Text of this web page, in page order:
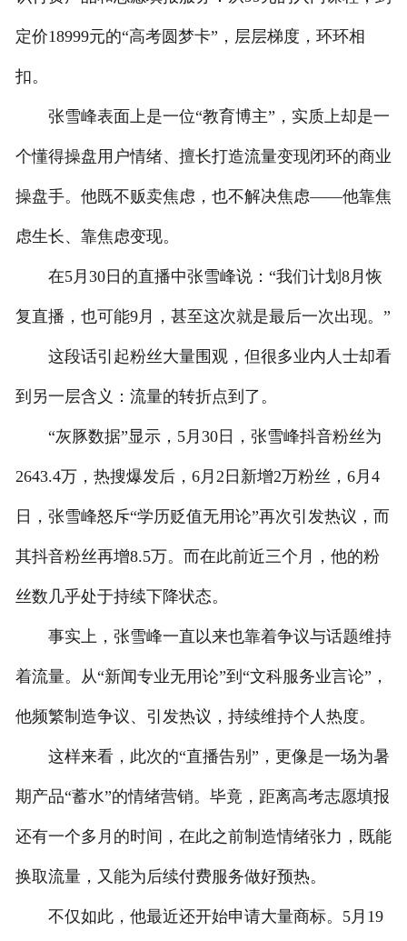
定价18999元的“高考圆梦卡”，层层梯度，环环相
扣。
张雪峰表面上是一位“教育博主”，实质上却是一
个懂得操盘用户情绪、擅长打造流量变现闭环的商业
操盘手。他既不贩卖焦虑，也不解决焦虑——他靠焦
虑生长、靠焦虑变现。
在5月30日的直播中张雪峰说：“我们计划8月恢
复直播，也可能9月，甚至这次就是最后一次出现。”
这段话引起粉丝大量围观，但很多业内人士却看
到另一层含义：流量的转折点到了。
“灰豚数据”显示，5月30日，张雪峰抖音粉丝为
2643.4万，热搜爆发后，6月2日新增2万粉丝，6月4
日，张雪峰怒斥“学历贬值无用论”再次引发热议，而
其抖音粉丝再增8.5万。而在此前近三个月，他的粉
丝数几乎处于持续下降状态。
事实上，张雪峰一直以来也靠着争议与话题维持
着流量。从“新闻专业无用论”到“文科服务业言论”，
他频繁制造争议、引发热议，持续维持个人热度。
这样来看，此次的“直播告别”，更像是一场为暑
期产品“蓄水”的情绪营销。毕竟，距离高考志愿填报
还有一个多月的时间，在此之前制造情绪张力，既能
换取流量，又能为后续付费服务做好预热。
不仅如此，他最近还开始申请大量商标。5月19